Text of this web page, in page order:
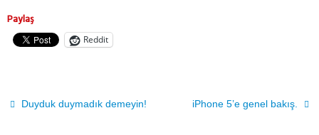
Paylaş
Reddit
Duyduk duymadık demeyin! iPhone 5’e genel bakış.